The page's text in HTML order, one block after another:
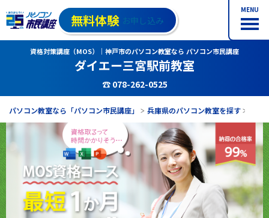
MENU
無料体験 お申し込み
資格対策講座（MOS）｜神戸市のパソコン教室なら パソコン市民講座
ダイエー三宮駅前教室
☎ 078-262-0525
パソコン教室なら「パソコン市民講座」 兵庫県のパソコン教室を探す